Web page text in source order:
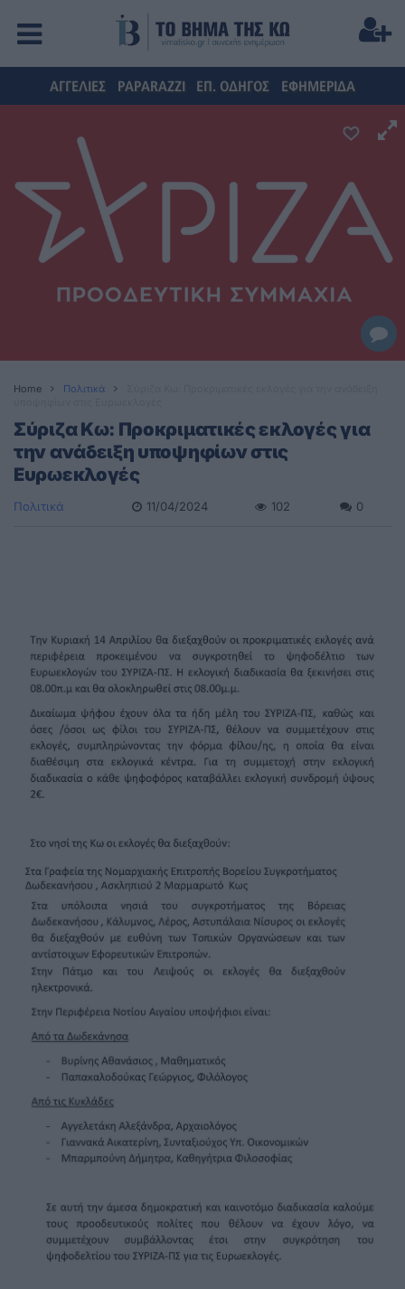
ΑΓΓΕΛΙΕΣ PAPARAZZI ΕΠ. ΟΔΗΓΟΣ ΕΦΗΜΕΡΙΔΑ
Home Πολιτικά
Σύριζα Κω: Προκριματικές εκλογές για
την ανάδειξη υποψηφίων στις
Ευρωεκλογές
Πολιτικά 11/04/2024 102 0